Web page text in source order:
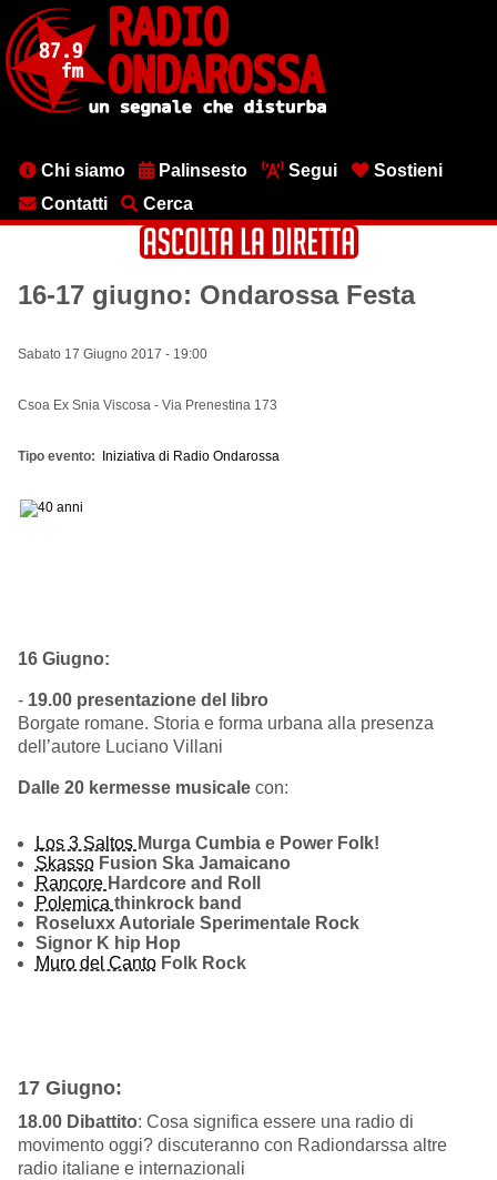
contenuto
principale
MenuChi siamo Palinsesto Segui
Sostieni
Contatti
Cerca
16-17 giugno: Ondarossa Festa
Sabato 17 Giugno 2017 - 19:00
Csoa Ex Snia Viscosa - Via Prenestina 173
Tipo evento Iniziativa di Radio Ondarossa
16 Giugno:
- 19.00 presentazione del libro
Borgate romane. Storia e forma urbana alla presenza
dell’autore Luciano Villani
Dalle 20 kermesse musicale con:
Los 3 Saltos Murga Cumbia e Power Folk!
Skasso Fusion Ska Jamaicano
Rancore Hardcore and Roll
Polemica thinkrock band
Roseluxx Autoriale Sperimentale Rock
Signor K hip Hop
Muro del Canto Folk Rock
17 Giugno:
18.00 Dibattito: Cosa significa essere una radio di
movimento oggi? discuteranno con Radiondarssa altre
radio italiane e internazionali